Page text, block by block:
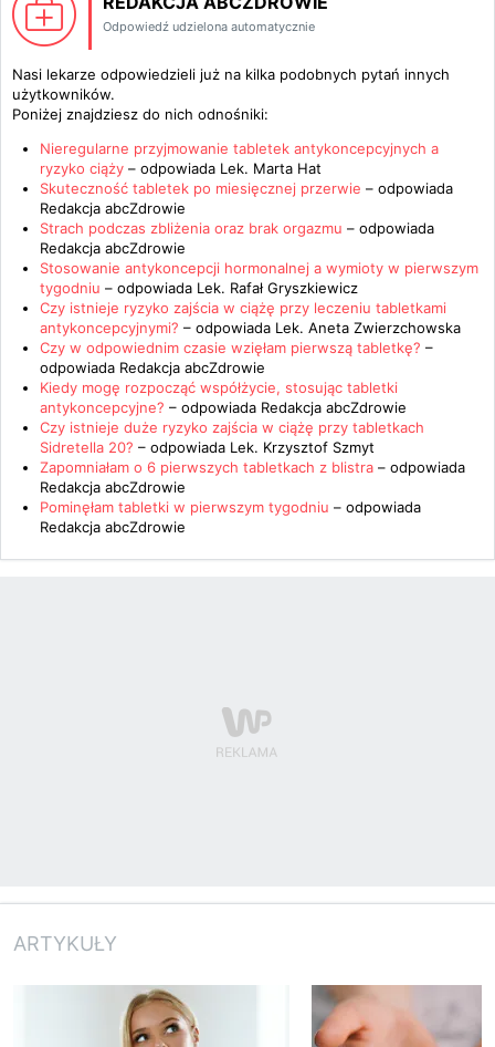
Odpowiedź udzielona automatycznie
Nasi lekarze odpowiedzieli już na kilka podobnych pytań innych
użytkowników.
Poniżej znajdziesz do nich odnośniki:
Nieregularne przyjmowanie tabletek antykoncepcyjnych a
ryzyko ciąży – odpowiada Lek. Marta Hat
Skuteczność tabletek po miesięcznej przerwie – odpowiada
Redakcja abcZdrowie
Strach podczas zbliżenia oraz brak orgazmu – odpowiada
Redakcja abcZdrowie
Stosowanie antykoncepcji hormonalnej a wymioty w pierwszym
tygodniu – odpowiada Lek. Rafał Gryszkiewicz
Czy istnieje ryzyko zajścia w ciążę przy leczeniu tabletkami
antykoncepcyjnymi? – odpowiada Lek. Aneta Zwierzchowska
Czy w odpowiednim czasie wzięłam pierwszą tabletkę? –
odpowiada Redakcja abcZdrowie
Kiedy mogę rozpocząć współżycie, stosując tabletki
antykoncepcyjne? – odpowiada Redakcja abcZdrowie
Czy istnieje duże ryzyko zajścia w ciążę przy tabletkach
Sidretella 20? – odpowiada Lek. Krzysztof Szmyt
Zapomniałam o 6 pierwszych tabletkach z blistra – odpowiada
Redakcja abcZdrowie
Pominęłam tabletki w pierwszym tygodniu – odpowiada
Redakcja abcZdrowie
ARTYKUŁY